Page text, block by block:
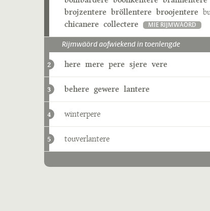
brojzentere bröllentere broojentere
chicanere collectere MIE RIJMWÄÖRD
Rijmwäörd aofwiekend in toenlengde
2 here mere pere sjere vere
3 behere gewere lantere
4 winterpere
5 touverlantere